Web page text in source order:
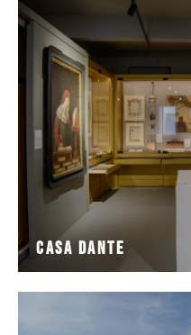
Casa Dante
Casa Dante
Ospitata in una
fronte alla Tomba del
completa il percorso
scoprire gli affascinanti